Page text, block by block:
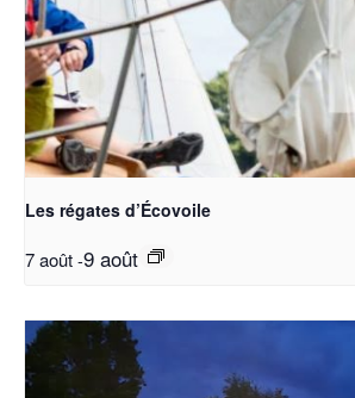
Les régates d’Écovoile
7 août-9 août